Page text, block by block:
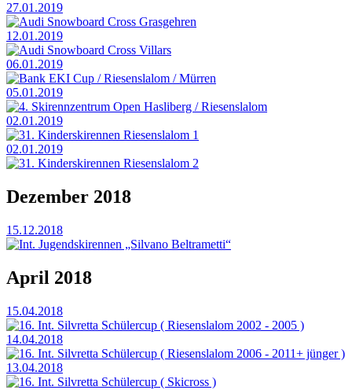
27.01.2019
Audi Snowboard Cross Grasgehren
12.01.2019
Audi Snowboard Cross Villars
06.01.2019
Bank EKI Cup / Riesenslalom / Mürren
05.01.2019
4. Skirennzentrum Open Hasliberg / Riesenslalom
02.01.2019
31. Kinderskirennen Riesenslalom 1
02.01.2019
31. Kinderskirennen Riesenslalom 2
Dezember 2018
15.12.2018
Int. Jugendskirennen „Silvano Beltrametti“
April 2018
15.04.2018
16. Int. Silvretta Schülercup ( Riesenslalom 2002 - 2005 )
14.04.2018
16. Int. Silvretta Schülercup ( Riesenslalom 2006 - 2011+ jünger )
13.04.2018
16. Int. Silvretta Schülercup ( Skicross )